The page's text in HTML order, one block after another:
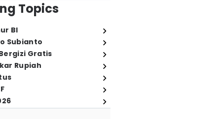
Topics
BI
Subianto
Gratis
Rupiah